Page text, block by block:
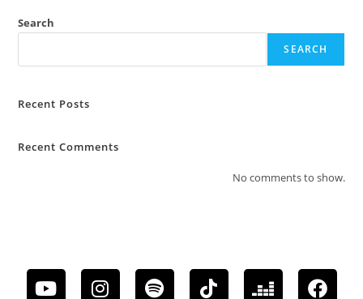
Search
SEARCH
Recent Posts
Recent Comments
No comments to show.